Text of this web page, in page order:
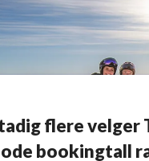
flere velger
bookingtall